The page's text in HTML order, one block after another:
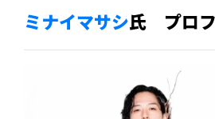
ミナイマサシ氏 プロ